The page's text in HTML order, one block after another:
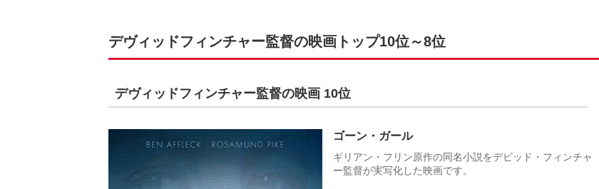
デヴィッドフィンチャー監督の映画トップ10位～8位
デヴィッドフィンチャー監督の映画 10位
ゴーン・ガール
ギリアン・フリン原作の同名小説をデビッド・フィンチャ
ー監督が実写化した映画です。